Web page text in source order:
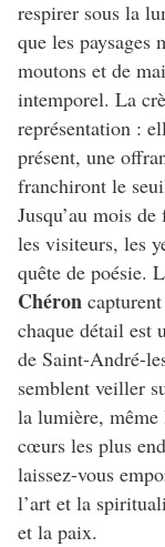
respirer sous la
que les paysages
moutons et de
intemporel. La
représentation :
présent, une
franchiront le
Jusqu’au mois
les visiteurs, les
quête de poésie.
Chéron
chaque détail est
de Saint-André-
semblent veiller
la lumière, même
cœurs les plus
laissez-vous
l’art et la
et la paix.